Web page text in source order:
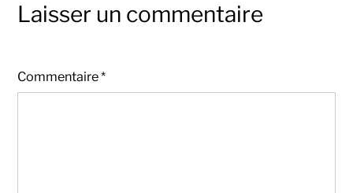
Laisser un commentaire
Commentaire*